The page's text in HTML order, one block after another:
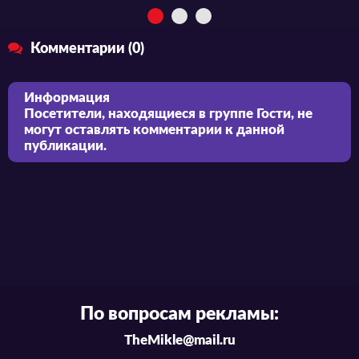
Комментарии (0)
Информация
Посетители, находящиеся в группе Гости, не
могут оставлять комментарии к данной
публикации.
По вопросам рекламы:
TheMikle@mail.ru